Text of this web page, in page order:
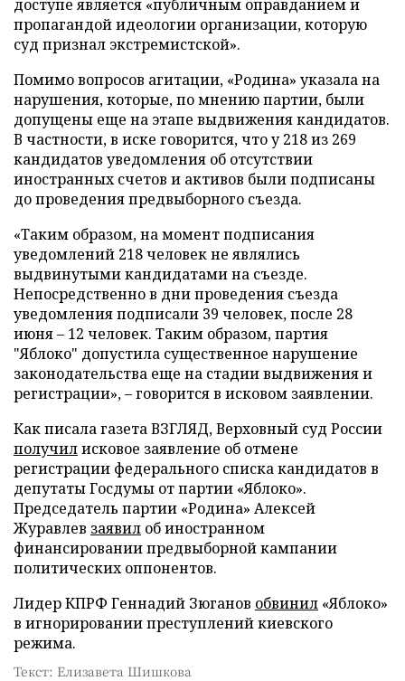
доступе является «публичным оправданием и
пропагандой идеологии организации, которую
суд признал экстремистской».
Помимо вопросов агитации, «Родина» указала на
нарушения, которые, по мнению партии, были
допущены еще на этапе выдвижения кандидатов.
В частности, в иске говорится, что у 218 из 269
кандидатов уведомления об отсутствии
иностранных счетов и активов были подписаны
до проведения предвыборного съезда.
«Таким образом, на момент подписания
уведомлений 218 человек не являлись
выдвинутыми кандидатами на съезде.
Непосредственно в дни проведения съезда
уведомления подписали 39 человек, после 28
июня – 12 человек. Таким образом, партия
"Яблоко" допустила существенное нарушение
законодательства еще на стадии выдвижения и
регистрации», – говорится в исковом заявлении.
Как писала газета ВЗГЛЯД, Верховный суд России
получилисковое заявление об отмене
регистрации федерального списка кандидатов в
депутаты Госдумы от партии «Яблоко».
Председатель партии «Родина» Алексей
Журавлев заявил об иностранном
финансировании предвыборной кампании
политических оппонентов.
Лидер КПРФ Геннадий Зюганов обвинил «Яблоко»
в игнорировании преступлений киевского
режима.
Текст: Елизавета Шишкова